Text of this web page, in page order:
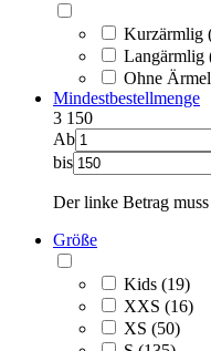
Kurzärmlig
Langärmlig
Ohne
Mindestbestellmenge
3 150
Ab
bis
Der linke Betrag
Größe
Kids (19)
XXS (16)
XS (50)